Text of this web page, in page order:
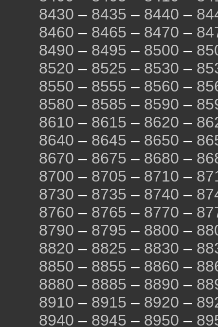
8430 – 8435 – 8440 –
8460 – 8465 – 8470 –
8490 – 8495 – 8500 –
8520 – 8525 – 8530 –
8550 – 8555 – 8560 –
8580 – 8585 – 8590 –
8610 – 8615 – 8620 –
8640 – 8645 – 8650 –
8670 – 8675 – 8680 –
8700 – 8705 – 8710 –
8730 – 8735 – 8740 –
8760 – 8765 – 8770 –
8790 – 8795 – 8800 –
8820 – 8825 – 8830 –
8850 – 8855 – 8860 –
8880 – 8885 – 8890 –
8910 – 8915 – 8920 –
8940 – 8945 – 8950 –